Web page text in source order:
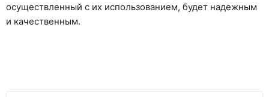
осуществленный с их использованием, будет надежным
и качественным.